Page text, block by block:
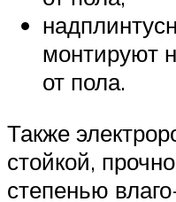
монтируют
от пола.
Также
стойкой,
степенью